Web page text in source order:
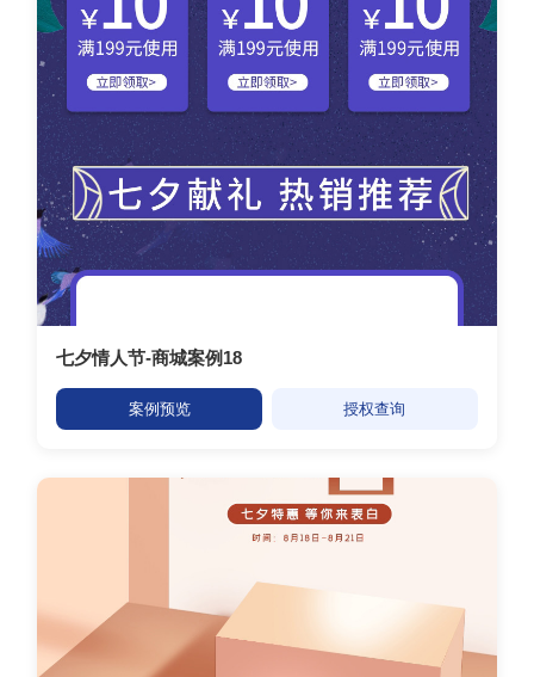
七夕情人节-商城案例18
案例预览 授权查询